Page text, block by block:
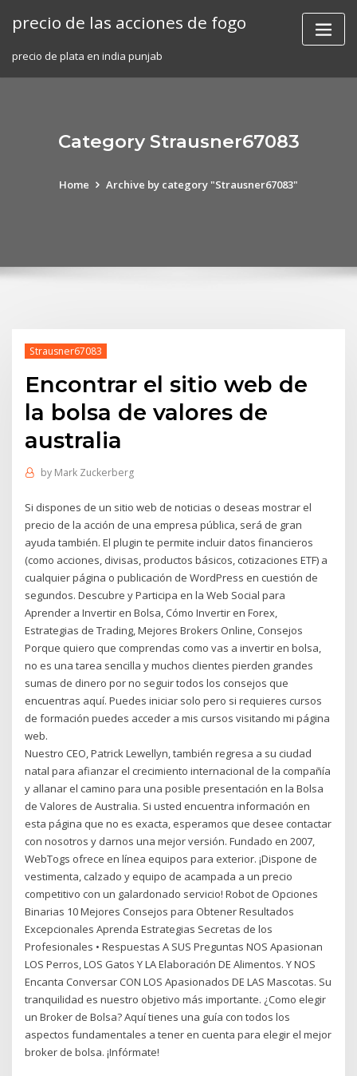
precio de las acciones de fogo
precio de plata en india punjab
Category Strausner67083
Home Archive by category "Strausner67083"
Strausner67083
Encontrar el sitio web de
la bolsa de valores de
australia
by Mark Zuckerberg
Si dispones de un sitio web de noticias o deseas mostrar el
precio de la acción de una empresa pública, será de gran
ayuda también. El plugin te permite incluir datos financieros
(como acciones, divisas, productos básicos, cotizaciones ETF) a
cualquier página o publicación de WordPress en cuestión de
segundos. Descubre y Participa en la Web Social para
Aprender a Invertir en Bolsa, Cómo Invertir en Forex,
Estrategias de Trading, Mejores Brokers Online, Consejos
Porque quiero que comprendas como vas a invertir en bolsa,
no es una tarea sencilla y muchos clientes pierden grandes
sumas de dinero por no seguir todos los consejos que
encuentras aquí. Puedes iniciar solo pero si requieres cursos
de formación puedes acceder a mis cursos visitando mi página
web.
Nuestro CEO, Patrick Lewellyn, también regresa a su ciudad
natal para afianzar el crecimiento internacional de la compañía
y allanar el camino para una posible presentación en la Bolsa
de Valores de Australia. Si usted encuentra información en
esta página que no es exacta, esperamos que desee contactar
con nosotros y darnos una mejor versión. Fundado en 2007,
WebTogs ofrece en línea equipos para exterior. ¡Dispone de
vestimenta, calzado y equipo de acampada a un precio
competitivo con un galardonado servicio! Robot de Opciones
Binarias 10 Mejores Consejos para Obtener Resultados
Excepcionales Aprenda Estrategias Secretas de los
Profesionales • Respuestas A SUS Preguntas NOS Apasionan
LOS Perros, LOS Gatos Y LA Elaboración DE Alimentos. Y NOS
Encanta Conversar CON LOS Apasionados DE LAS Mascotas. Su
tranquilidad es nuestro objetivo más importante. ¿Como elegir
un Broker de Bolsa? Aquí tienes una guía con todos los
aspectos fundamentales a tener en cuenta para elegir el mejor
broker de bolsa. ¡Infórmate!